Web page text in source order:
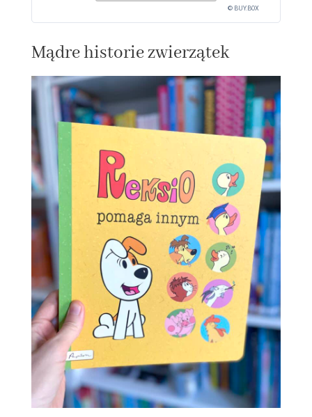
© BUY.BOX
Mądre historie zwierzątek